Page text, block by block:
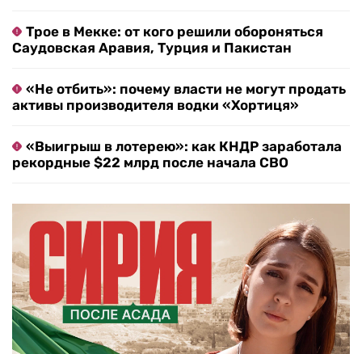
Трое в Мекке: от кого решили обороняться
Саудовская Аравия, Турция и Пакистан
«Не отбить»: почему власти не могут продать
активы производителя водки «Хортиця»
«Выигрыш в лотерею»: как КНДР заработала
рекордные $22 млрд после начала СВО